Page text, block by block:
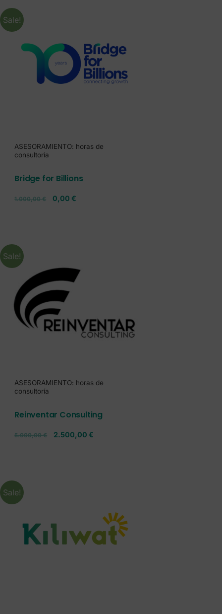
Sale!
ASESORAMIENTO: horas de
consultoría
Bridge for Billions
1.000,00€ 0,00 €
Sale!
ASESORAMIENTO: horas de
consultoría
Reinventar Consulting
5.000,00€ 2.500,00 €
Sale!